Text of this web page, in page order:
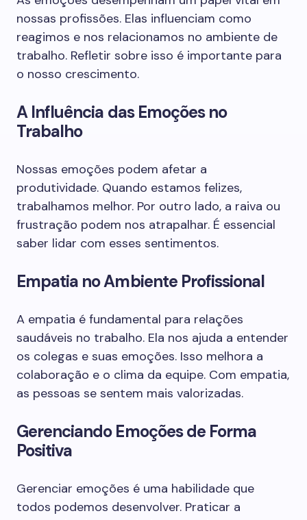
nossas profissões. Elas influenciam como
reagimos e nos relacionamos no ambiente de
trabalho. Refletir sobre isso é importante para
o nosso crescimento.
A Influência das Emoções no
Trabalho
Nossas emoções podem afetar a
produtividade. Quando estamos felizes,
trabalhamos melhor. Por outro lado, a raiva ou
frustração podem nos atrapalhar. É essencial
saber lidar com esses sentimentos.
Empatia no Ambiente Profissional
A empatia é fundamental para relações
saudáveis no trabalho. Ela nos ajuda a entender
os colegas e suas emoções. Isso melhora a
colaboração e o clima da equipe. Com empatia,
as pessoas se sentem mais valorizadas.
Gerenciando Emoções de Forma
Positiva
Gerenciar emoções é uma habilidade que
todos podemos desenvolver. Praticar a